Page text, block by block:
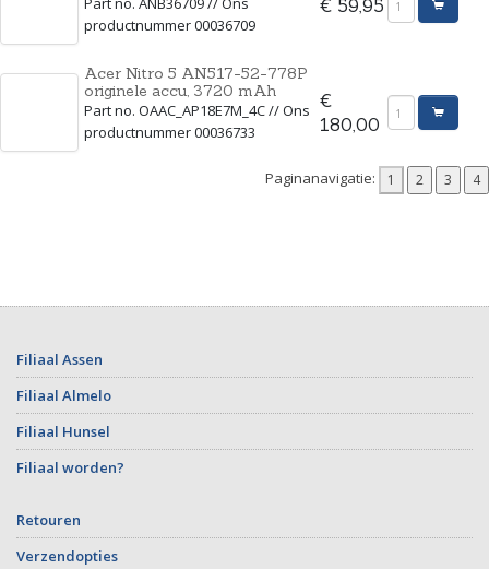
productnummer 00036709
€ 59,95
Acer Nitro 5 AN517-52-778P
originele accu, 3720 mAh
Part no. OAAC_AP18E7M_4C // Ons
productnummer 00036733
€
180,00
Paginanavigatie:
Filiaal Assen
Filiaal Almelo
Filiaal Hunsel
Filiaal worden?
Retouren
Verzendopties